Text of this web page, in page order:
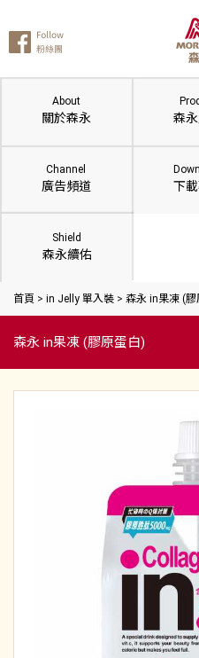
About
關於森永 森
Channel
廣告頻道 下
Shield
森永續佑
首頁 > in Jelly 單入裝 > 森永 in果凍 (膠
森永 in果凍 (膠原蛋白)